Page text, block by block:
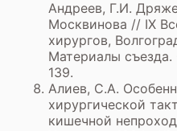
Андреев, Г.И.
Москвинова // IX
хирургов,
Материалы
139.
Алиев, С.А.
хирургической
кишечной